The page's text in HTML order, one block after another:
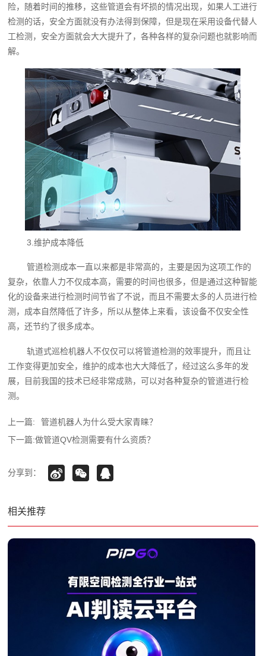
险，随着时间的推移，这些管道会有坏损的情况出现，如果人工进行
检测的话，安全方面就没有办法得到保障，但是现在采用设备代替人
工检测，安全方面就会大大提升了，各种各样的复杂问题也就影响而
解。
3.维护成本降低
管道检测成本一直以来都是非常高的，主要是因为这项工作的
复杂，依靠人力不仅成本高，需要的时间也很多，但是通过这种智能
化的设备来进行检测时间节省了不说，而且不需要太多的人员进行检
测，成本自然降低了许多，所以从整体上来看，该设备不仅安全性
高，还节约了很多成本。
轨道式巡检机器人不仅仅可以将管道检测的效率提升，而且让
工作变得更加安全，维护的成本也大大降低了，经过这么多年的发
展，目前我国的技术已经非常成熟，可以对各种复杂的管道进行检
测。
上一篇:
管道机器人为什么受大家青睐？
下一篇:做管道QV检测需要有什么资质？
分享到：
相关推荐